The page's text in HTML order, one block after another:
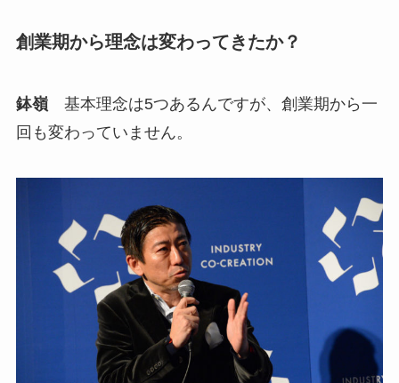
創業期から理念は変わってきたか？
鉢嶺基本理念は5つあるんですが、創業期から一
回も変わっていません。